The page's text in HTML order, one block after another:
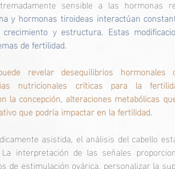
y hormonas tiroideas interactúan
y estructura. Estas
de fertilidad.
revelar desequilibrios hormonales
nutricionales críticas para la
concepción, alteraciones metabólicas
que podría impactar en la fertilidad.
asistida, el análisis del cabello
interpretación de las señales
de estimulación ovárica, personalizar la